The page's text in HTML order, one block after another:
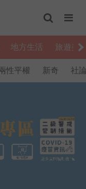
地方生活 旅遊美
性平權 新奇 社